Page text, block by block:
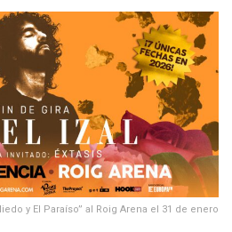
y El Paraíso” al Roig Arena el 31 de enero